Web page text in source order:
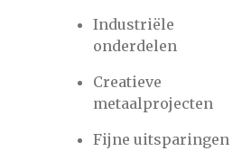
Industriële
onderdelen
Creatieve
metaalprojecten
Fijne uitsparingen